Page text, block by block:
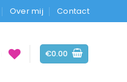
Over mij Contact
€0.00